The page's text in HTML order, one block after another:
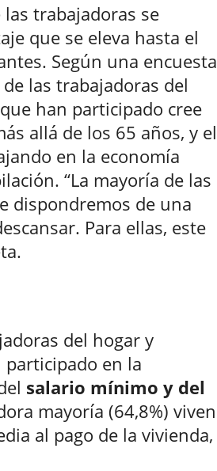
trabajadoras se
que se eleva hasta el
Según una encuesta
las trabajadoras del
han participado cree
allá de los 65 años, y el
en la economía
“La mayoría de las
dispondremos de una
Para ellas, este
del hogar y
participado en la
salario mínimo y del
mayoría (64,8%) viven
al pago de la vivienda,